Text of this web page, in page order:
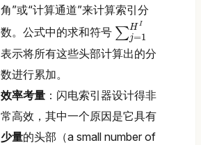
角”或“计算通道”来计算索引分
数。公式中的求和符号 ∑H I
j=1
∑j=1HI
表示将所有这些头部计算出的分
数进行累加。
效率考量 ：闪电索引器设计得非
常高效，其中一个原因是它具有
少量的头部（a small number of